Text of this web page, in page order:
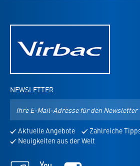
NEWSLETTER
Mail-
Adresse
für
den
Aktuelle Angebote
Zahlreiche
Neuigkeiten aus der Welt